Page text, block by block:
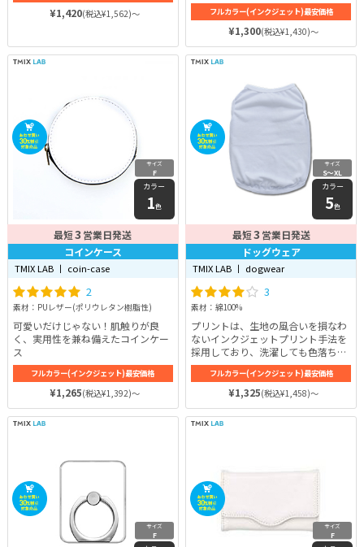
¥1,420(税込¥1,562)～ フルカラー(インクジェット)最安価格
¥1,300(税込¥1,430)～
サイズ
F
カラー
1色
最短3 営業日発送
コインケース
TMIX LAB 丨 coin-case
2
素材：PUレザー(ポリウレタン樹脂性)
可愛いだけじゃない！肌触りが良
く、実用性を兼ね備えたコインケー
ス
フルカラー(インクジェット)最安価格
¥1,265(税込¥1,392)～
サイズ
S〜XL
カラー
5色
最短3 営業日発送
ドッグウェア
TMIX LAB 丨 dogwear
3
素材：綿100%
プリントは、生地の風合いを損なわ
ないインクジェットプリント手法を
採用しており、洗濯しても色落ちし
にくいのが嬉しい。また、伸縮性の
あるサラっとした生地を採用してお
り、お洋服が初めてのワンちゃんで
も着やすいのが嬉しい。前裾部分に
はゴムが入っており、着せたときズ
レにくく、おしっこがかかりにくい
フルカラー(インクジェット)最安価格
¥1,325(税込¥1,458)～
サイズ
F
サイズ
F